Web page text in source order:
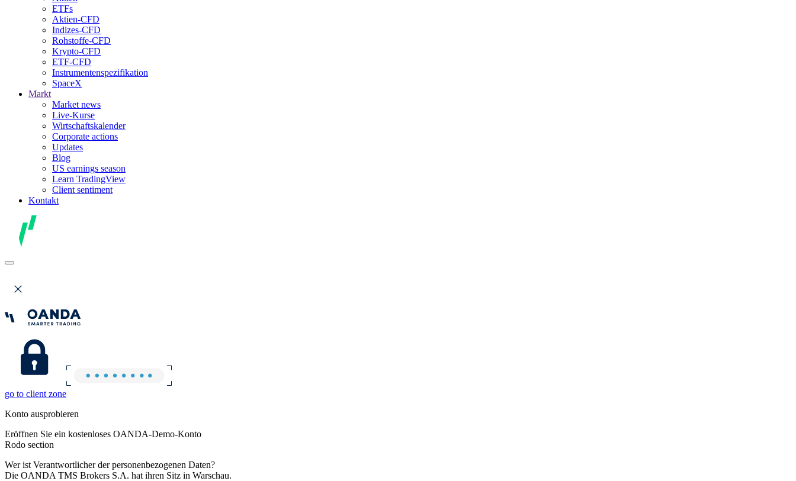
ETFs
Aktien-CFD
Indizes-CFD
Rohstoffe-CFD
Krypto-CFD
ETF-CFD
Instrumentenspezifikation
SpaceX
Markt
Market news
Live-Kurse
Wirtschaftskalender
Corporate actions
Updates
Blog
US earnings season
Learn TradingView
Client sentiment
Kontakt
go to client zone
Konto ausprobieren
Eröffnen Sie ein kostenloses OANDA-Demo-Konto
Rodo section
Wer ist Verantwortlicher der personenbezogenen Daten?
Die OANDA TMS Brokers S.A. hat ihren Sitz in Warschau.